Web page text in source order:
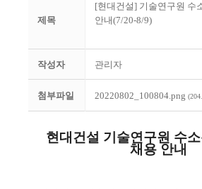
제목
[현대건설] 기술연구원 수
안내(7/20-8/9)
작성자 관리자
첨부파일 20220802_100804.png
현대건설 기술연구원 수
채용 안내